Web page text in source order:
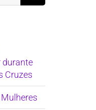
durante
Cruzes